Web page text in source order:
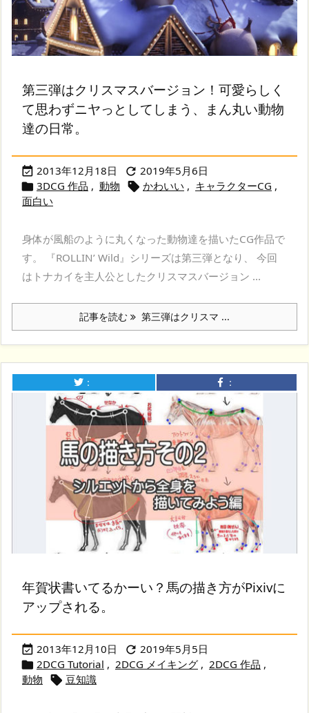
第三弾はクリスマスバージョン！可愛らしく
て思わずニヤっとしてしまう、まん丸い動物
達の日常。
 2013年12月18日  2019年5月6日
 3DCG 作品 , 動物  かわいい , キャラクターCG ,
面白い
身体が風船のように丸くなった動物達を描いたCG作品で
す。 『ROLLIN’ Wild』シリーズは第三弾となり、 今回
はトナカイを主人公としたクリスマスバージョン ...
記事を読む 第三弾はクリスマ ...
： ：
年賀状書いてるかーい？馬の描き方がPixivに
アップされる。
 2013年12月10日  2019年5月5日
 2DCG Tutorial , 2DCG メイキング , 2DCG 作品 ,
動物
 豆知識